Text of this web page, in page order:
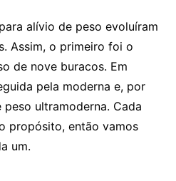
alívio de peso evoluíram
Assim, o primeiro foi o
de nove buracos. Em
pela moderna e, por
ultramoderna. Cada
propósito, então vamos
um.